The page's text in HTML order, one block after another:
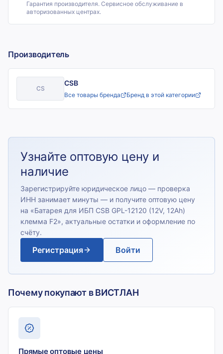
Гарантия производителя. Сервисное обслуживание в
авторизованных центрах.
Производитель
CS
CSB
Все товары бренда Бренд в этой категории
Узнайте оптовую цену и
наличие
Зарегистрируйте юридическое лицо — проверка
ИНН занимает минуты — и получите оптовую цену
на «Батарея для ИБП CSB GPL-12120 (12V, 12Ah)
клемма F2», актуальные остатки и оформление по
счёту.
Регистрация Войти
Почему покупают в ВИСТЛАН
Прямые оптовые цены